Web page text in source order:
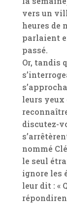
vers un
heures de
parlaient
passé.
Or, tandis
leurs yeux
discutez-
nommé
le seul
ignore les
leur dit : «